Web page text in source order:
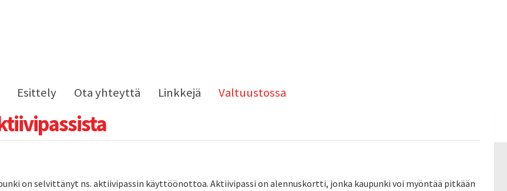
Esittely Ota yhteyttä Linkkejä Valtuustossa
on selvittänyt ns. aktiivipassin käyttöönottoa. Aktiivipassi on alennuskortti, jonka kaupunki voi myöntää pitkään